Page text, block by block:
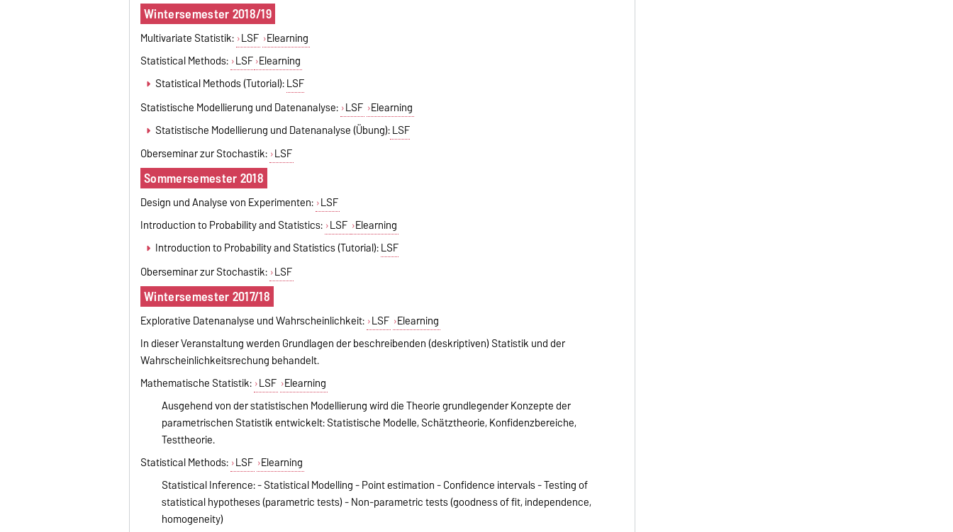
Wintersemester 2018/19
Multivariate Statistik: LSF Elearning
Statistical Methods: LSF Elearning
Statistical Methods (Tutorial):LSF
Statistische Modellierung und Datenanalyse: LSF Elearning
Statistische Modellierung und Datenanalyse (Übung):LSF
Oberseminar zur Stochastik: LSF
Sommersemester 2018
Design und Analyse von Experimenten: LSF
Introduction to Probability and Statistics: LSF Elearning
Introduction to Probability and Statistics (Tutorial):LSF
Oberseminar zur Stochastik: LSF
Wintersemester 2017/18
Explorative Datenanalyse und Wahrscheinlichkeit: LSF Elearning
In dieser Veranstaltung werden Grundlagen der beschreibenden (deskriptiven) Statistik und der
Wahrscheinlichkeitsrechung behandelt.
Mathematische Statistik: LSF Elearning
Ausgehend von der statistischen Modellierung wird die Theorie grundlegender Konzepte der
parametrischen Statistik entwickelt: Statistische Modelle, Schätztheorie, Konfidenzbereiche,
Testtheorie.
Statistical Methods: LSF Elearning
Statistical Inference: - Statistical Modelling - Point estimation - Confidence intervals - Testing of
statistical hypotheses (parametric tests) - Non-parametric tests (goodness of fit, independence,
homogeneity)